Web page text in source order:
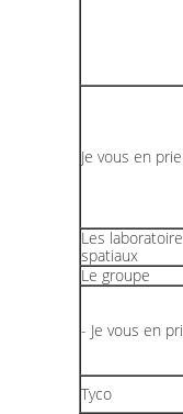
Je vous en
Les
spatiaux
Le groupe
- Je vous en
Tyco